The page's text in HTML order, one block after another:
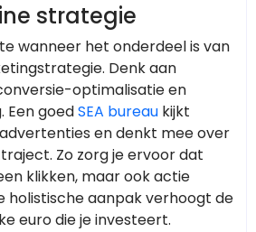
strategie
wanneer het onderdeel is van
Denk aan
optimalisatie en
goedSEA bureau kijkt
en denkt mee over
Zo zorg je ervoor dat
klikken, maar ook actie
holistische aanpak verhoogt de
euro die je investeert.